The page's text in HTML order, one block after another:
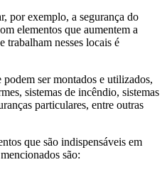
por exemplo, a segurança do
elementos que aumentem a
trabalham nesses locais é
ser montados e utilizados,
sistemas de incêndio, sistemas
particulares, entre outras
que são indispensáveis em
são: